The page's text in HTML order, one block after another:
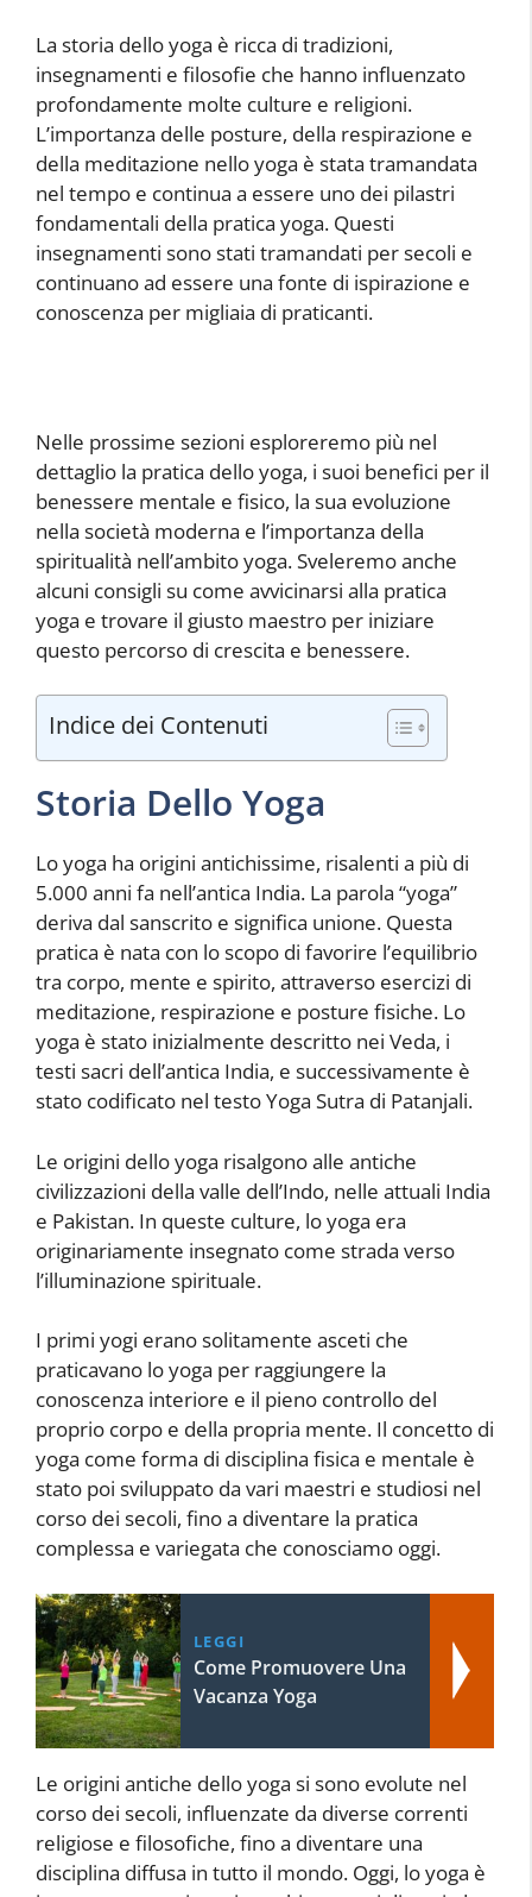
La storia dello yoga è ricca di tradizioni,
insegnamenti e filosofie che hanno influenzato
profondamente molte culture e religioni.
L’importanza delle posture, della respirazione e
della meditazione nello yoga è stata tramandata
nel tempo e continua a essere uno dei pilastri
fondamentali della pratica yoga. Questi
insegnamenti sono stati tramandati per secoli e
continuano ad essere una fonte di ispirazione e
conoscenza per migliaia di praticanti.
Nelle prossime sezioni esploreremo più nel
dettaglio la pratica dello yoga, i suoi benefici per il
benessere mentale e fisico, la sua evoluzione
nella società moderna e l’importanza della
spiritualità nell’ambito yoga. Sveleremo anche
alcuni consigli su come avvicinarsi alla pratica
yoga e trovare il giusto maestro per iniziare
questo percorso di crescita e benessere.
Indice dei Contenuti
Storia Dello Yoga
Lo yoga ha origini antichissime, risalenti a più di
5.000 anni fa nell’antica India. La parola “yoga”
deriva dal sanscrito e significa unione. Questa
pratica è nata con lo scopo di favorire l’equilibrio
tra corpo, mente e spirito, attraverso esercizi di
meditazione, respirazione e posture fisiche. Lo
yoga è stato inizialmente descritto nei Veda, i
testi sacri dell’antica India, e successivamente è
stato codificato nel testo Yoga Sutra di Patanjali.
Le origini dello yoga risalgono alle antiche
civilizzazioni della valle dell’Indo, nelle attuali India
e Pakistan. In queste culture, lo yoga era
originariamente insegnato come strada verso
l’illuminazione spirituale.
I primi yogi erano solitamente asceti che
praticavano lo yoga per raggiungere la
conoscenza interiore e il pieno controllo del
proprio corpo e della propria mente. Il concetto di
yoga come forma di disciplina fisica e mentale è
stato poi sviluppato da vari maestri e studiosi nel
corso dei secoli, fino a diventare la pratica
complessa e variegata che conosciamo oggi.
LEGGI
Come Promuovere Una
Vacanza Yoga
Le origini antiche dello yoga si sono evolute nel
corso dei secoli, influenzate da diverse correnti
religiose e filosofiche, fino a diventare una
disciplina diffusa in tutto il mondo. Oggi, lo yoga è